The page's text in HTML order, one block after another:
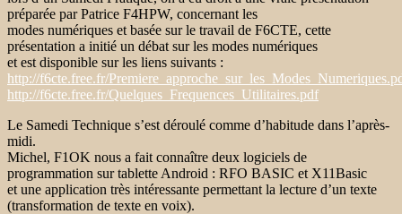
préparée par Patrice F4HPW, concernant les
modes numériques et basée sur le travail de F6CTE, cette
présentation a initié un débat sur les modes numériques
et est disponible sur les liens suivants :
http://f6cte.free.fr/
http://f6cte.free.fr/Quelques_Frequences_Utilitaires.pdf
Le Samedi Technique s’est déroulé comme d’habitude dans l’après-
midi.
Michel, F1OK nous a fait connaître deux logiciels de
programmation sur tablette Android : RFO BASIC et X11Basic
et une application très intéressante permettant la lecture d’un texte
(transformation de texte en voix).